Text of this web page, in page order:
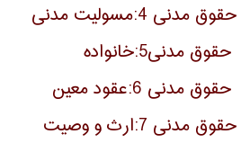
حقوق مدنی 4:مسولیت مدنی
حقوق مدنی5:خانواده
حقوق مدنی 6:عقود معین
حقوق مدنی 7:ارث و وصیت